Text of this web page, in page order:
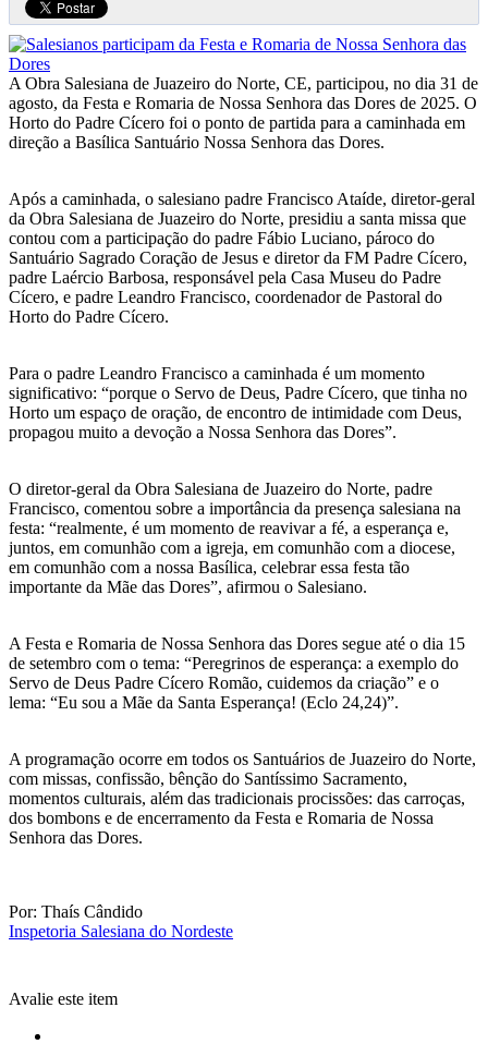
A Obra Salesiana de Juazeiro do Norte, CE, participou, no dia 31 de
agosto, da Festa e Romaria de Nossa Senhora das Dores de 2025. O
Horto do Padre Cícero foi o ponto de partida para a caminhada em
direção a Basílica Santuário Nossa Senhora das Dores.
Após a caminhada, o salesiano padre Francisco Ataíde, diretor-geral
da Obra Salesiana de Juazeiro do Norte, presidiu a santa missa que
contou com a participação do padre Fábio Luciano, pároco do
Santuário Sagrado Coração de Jesus e diretor da FM Padre Cícero,
padre Laércio Barbosa, responsável pela Casa Museu do Padre
Cícero, e padre Leandro Francisco, coordenador de Pastoral do
Horto do Padre Cícero.
Para o padre Leandro Francisco a caminhada é um momento
significativo: “porque o Servo de Deus, Padre Cícero, que tinha no
Horto um espaço de oração, de encontro de intimidade com Deus,
propagou muito a devoção a Nossa Senhora das Dores”.
O diretor-geral da Obra Salesiana de Juazeiro do Norte, padre
Francisco, comentou sobre a importância da presença salesiana na
festa: “realmente, é um momento de reavivar a fé, a esperança e,
juntos, em comunhão com a igreja, em comunhão com a diocese,
em comunhão com a nossa Basílica, celebrar essa festa tão
importante da Mãe das Dores”, afirmou o Salesiano.
A Festa e Romaria de Nossa Senhora das Dores segue até o dia 15
de setembro com o tema: “Peregrinos de esperança: a exemplo do
Servo de Deus Padre Cícero Romão, cuidemos da criação” e o
lema: “Eu sou a Mãe da Santa Esperança! (Eclo 24,24)”.
A programação ocorre em todos os Santuários de Juazeiro do Norte,
com missas, confissão, bênção do Santíssimo Sacramento,
momentos culturais, além das tradicionais procissões: das carroças,
dos bombons e de encerramento da Festa e Romaria de Nossa
Senhora das Dores.
Por: Thaís Cândido
Inspetoria Salesiana do Nordeste
Avalie este item